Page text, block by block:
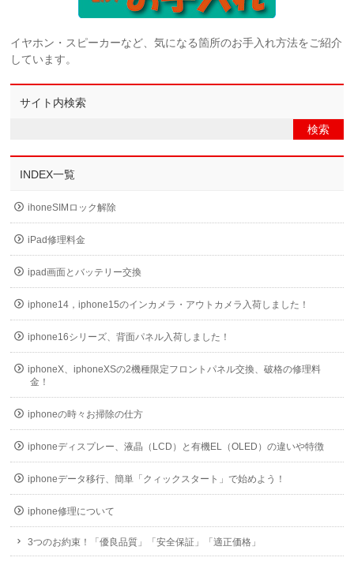
イヤホン・スピーカーなど、気になる箇所のお手入れ方法をご紹介
しています。
サイト内検索
INDEX一覧
ihoneSIMロック解除
iPad修理料金
ipad画面とバッテリー交換
iphone14，iphone15のインカメラ・アウトカメラ入荷しました！
iphone16シリーズ、背面パネル入荷しました！
iphoneX、iphoneXSの2機種限定フロントパネル交換、破格の修理料
金！
iphoneの時々お掃除の仕方
iphoneディスプレー、液晶（LCD）と有機EL（OLED）の違いや特徴
iphoneデータ移行、簡単「クィックスタート」で始めよう！
iphone修理について
3つのお約束！「優良品質」「安全保証」「適正価格」